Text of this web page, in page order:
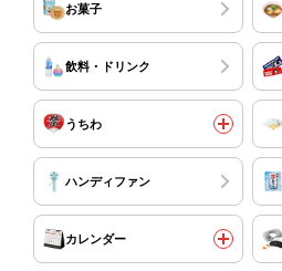
お菓子
飲料・ドリンク
うちわ
ハンディファン
カレンダー